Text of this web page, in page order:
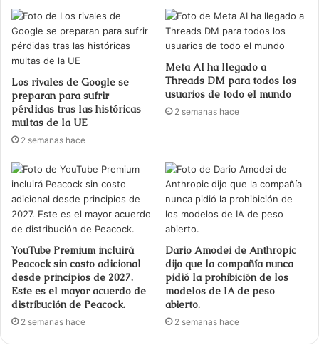
Los rivales de Google se
preparan para sufrir
pérdidas tras las históricas
multas de la UE
2 semanas hace
Meta AI ha llegado a
Threads DM para todos los
usuarios de todo el mundo
2 semanas hace
YouTube Premium incluirá
Peacock sin costo adicional
desde principios de 2027.
Este es el mayor acuerdo de
distribución de Peacock.
2 semanas hace
Dario Amodei de Anthropic
dijo que la compañía nunca
pidió la prohibición de los
modelos de IA de peso
abierto.
2 semanas hace